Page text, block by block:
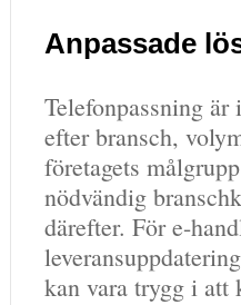
Anpassade
Telefonpassning
efter bransch,
företagets
nödvändig
därefter. För e-
kan vara trygg i att